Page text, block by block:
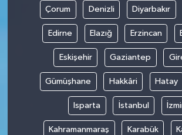
Çorum Denizli Diyarbakır
Edirne Elazığ Erzincan
Eskişehir Gaziantep
Gümüşhane Hakkâri Hatay
Isparta İstanbul
Kahramanmaraş Karabük